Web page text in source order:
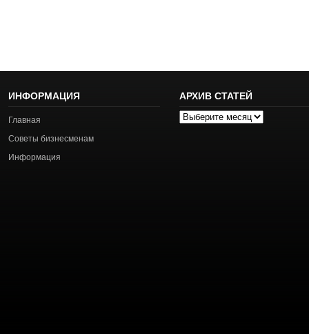
ИНФОРМАЦИЯ
Главная
Советы бизнесменам
Информация
АРХИВ СТАТЕЙ
Архив